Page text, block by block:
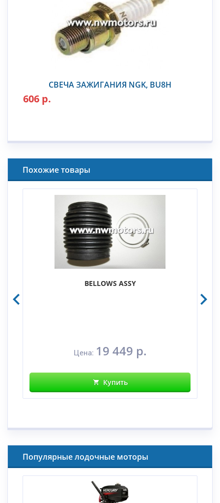
СВЕЧА ЗАЖИГАНИЯ NGK, BU8H
606 р.
Похожие товары
BELLOWS ASSY
Цена: 19 449 р.
Купить
Популярные лодочные моторы